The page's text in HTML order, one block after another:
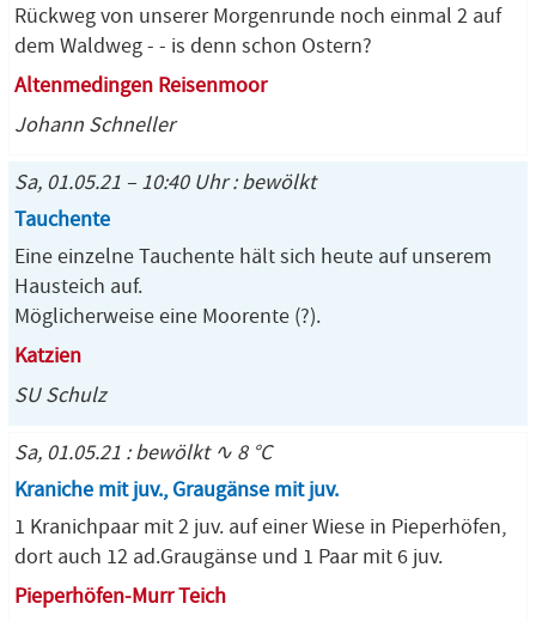
Rückweg von unserer Morgenrunde noch einmal 2 auf
dem Waldweg - - is denn schon Ostern?
Altenmedingen Reisenmoor
Johann Schneller
Sa, 01.05.21 – 10:40 Uhr : bewölkt
Tauchente
Eine einzelne Tauchente hält sich heute auf unserem
Hausteich auf.
Möglicherweise eine Moorente (?).
Katzien
SU Schulz
Sa, 01.05.21 : bewölkt ∿ 8 °C
Kraniche mit juv., Graugänse mit juv.
1 Kranichpaar mit 2 juv. auf einer Wiese in Pieperhöfen,
dort auch 12 ad.Graugänse und 1 Paar mit 6 juv.
Pieperhöfen-Murr Teich